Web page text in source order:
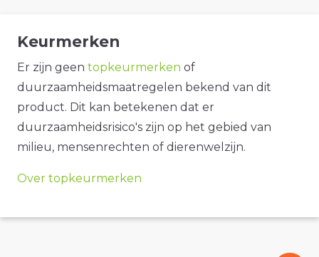
Keurmerken
Er zijn geen topkeurmerken of
duurzaamheidsmaatregelen bekend van dit
product. Dit kan betekenen dat er
duurzaamheidsrisico's zijn op het gebied van
milieu, mensenrechten of dierenwelzijn.
Over topkeurmerken